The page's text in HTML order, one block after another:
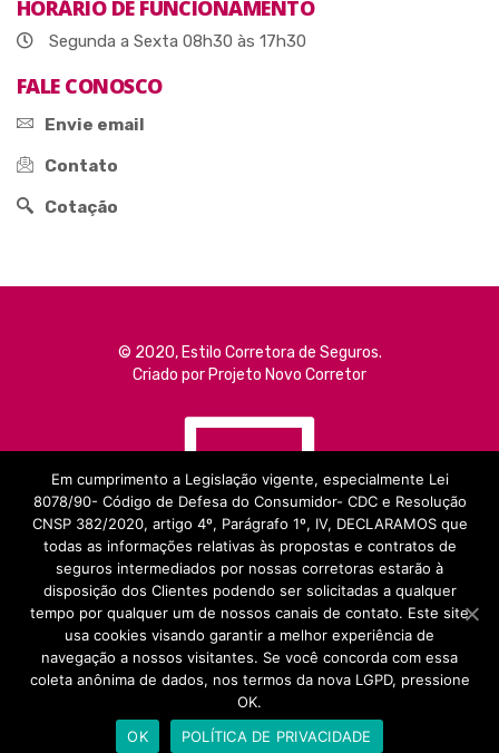
HORÁRIO DE FUNCIONAMENTO
Segunda a Sexta 08h30 às 17h30
FALE CONOSCO
Envie email
Contato
Cotação
© 2020, Estilo Corretora de Seguros.
Criado por Projeto Novo Corretor
POLÍTICA DE PRIVACIDADE
Em cumprimento a Legislação vigente, especialmente Lei
8078/90- Código de Defesa do Consumidor- CDC e Resolução
CNSP 382/2020, artigo 4º, Parágrafo 1º, IV, DECLARAMOS que
todas as informações relativas às propostas e contratos de
seguros intermediados por nossas corretoras estarão à
disposição dos Clientes podendo ser solicitadas a qualquer
tempo por qualquer um de nossos canais de contato. Este site
usa cookies visando garantir a melhor experiência de
navegação a nossos visitantes. Se você concorda com essa
coleta anônima de dados, nos termos da nova LGPD, pressione
OK.
OK
POLÍTICA DE PRIVACIDADE